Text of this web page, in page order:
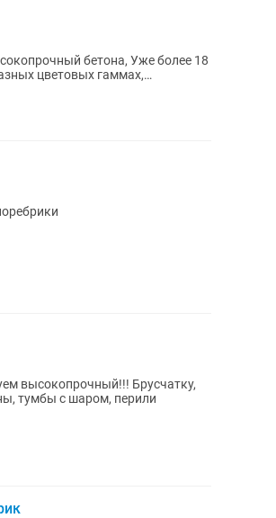
бетона, Уже более 18
цветовых гаммах,
и поребрики
высокопрочный!!! Брусчатку,
тумбы с шаром, перили